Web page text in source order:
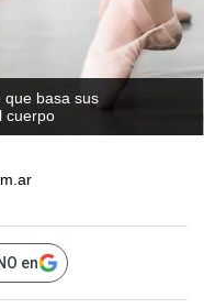
que basa sus
cuerpo
en